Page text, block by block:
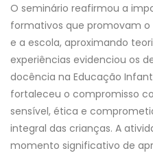
O seminário reafirmou a
formativos que promovam o
e a escola, aproximando
experiências evidenciou os
docência na Educação
fortaleceu o compromisso
sensível, ética e
integral das crianças. A
momento significativo de